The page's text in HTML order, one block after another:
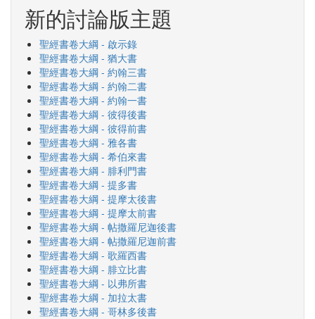
新的討論版主題
聖經書卷大綱 - 啟示錄
聖經書卷大綱 - 猶大書
聖經書卷大綱 - 約翰三書
聖經書卷大綱 - 約翰二書
聖經書卷大綱 - 約翰一書
聖經書卷大綱 - 彼得後書
聖經書卷大綱 - 彼得前書
聖經書卷大綱 - 雅各書
聖經書卷大綱 - 希伯來書
聖經書卷大綱 - 腓利門書
聖經書卷大綱 - 提多書
聖經書卷大綱 - 提摩太後書
聖經書卷大綱 - 提摩太前書
聖經書卷大綱 - 帖撒羅尼迦後書
聖經書卷大綱 - 帖撒羅尼迦前書
聖經書卷大綱 - 歌羅西書
聖經書卷大綱 - 腓立比書
聖經書卷大綱 - 以弗所書
聖經書卷大綱 - 加拉太書
聖經書卷大綱 - 哥林多後書